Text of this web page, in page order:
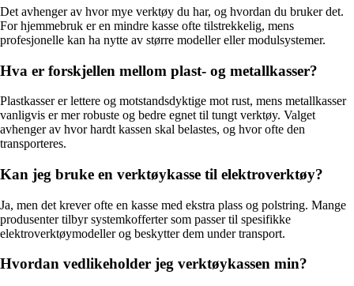
Det avhenger av hvor mye verktøy du har, og hvordan du bruker det.
For hjemmebruk er en mindre kasse ofte tilstrekkelig, mens
profesjonelle kan ha nytte av større modeller eller modulsystemer.
Hva er forskjellen mellom plast- og metallkasser?
Plastkasser er lettere og motstandsdyktige mot rust, mens metallkasser
vanligvis er mer robuste og bedre egnet til tungt verktøy. Valget
avhenger av hvor hardt kassen skal belastes, og hvor ofte den
transporteres.
Kan jeg bruke en verktøykasse til elektroverktøy?
Ja, men det krever ofte en kasse med ekstra plass og polstring. Mange
produsenter tilbyr systemkofferter som passer til spesifikke
elektroverktøymodeller og beskytter dem under transport.
Hvordan vedlikeholder jeg verktøykassen min?